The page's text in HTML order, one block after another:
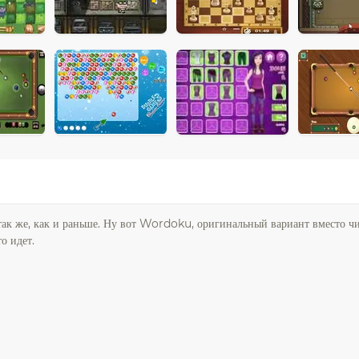
же, как и раньше. Ну вот Wordoku, оригинальный вариант вместо
идет.